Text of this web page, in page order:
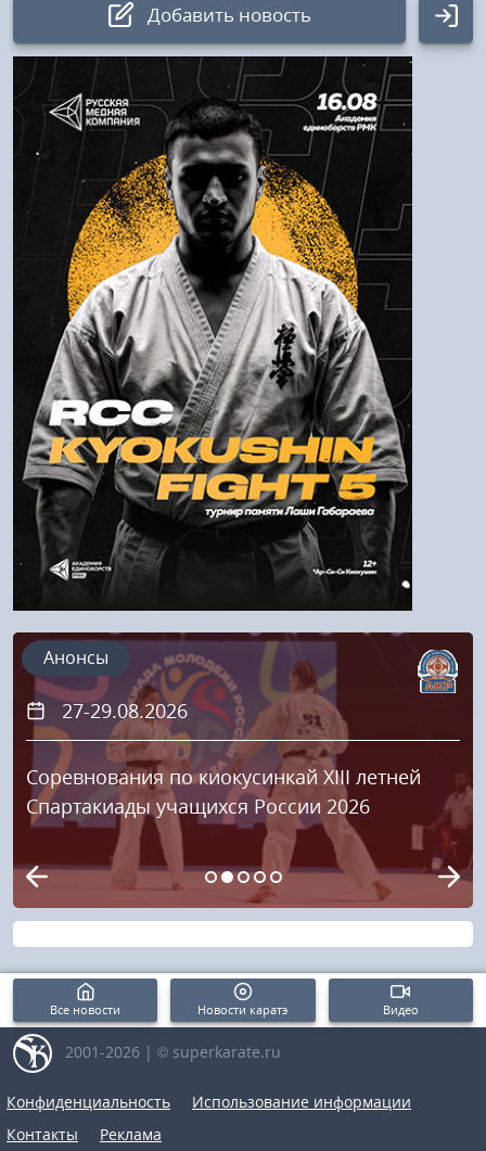
Добавить новость
Авторизация
Логин:
Пароль
Войти
Напомнить пароль
Регистрация
27-29.08.2026
Соревнования по киокусинкай XIII летней
Спартакиады учащихся России 2026
Анонсы
Все новости Новости каратэ Видео
2001-2026 | © superkarate.ru
Конфиденциальность
Использование информации
Контакты
Реклама